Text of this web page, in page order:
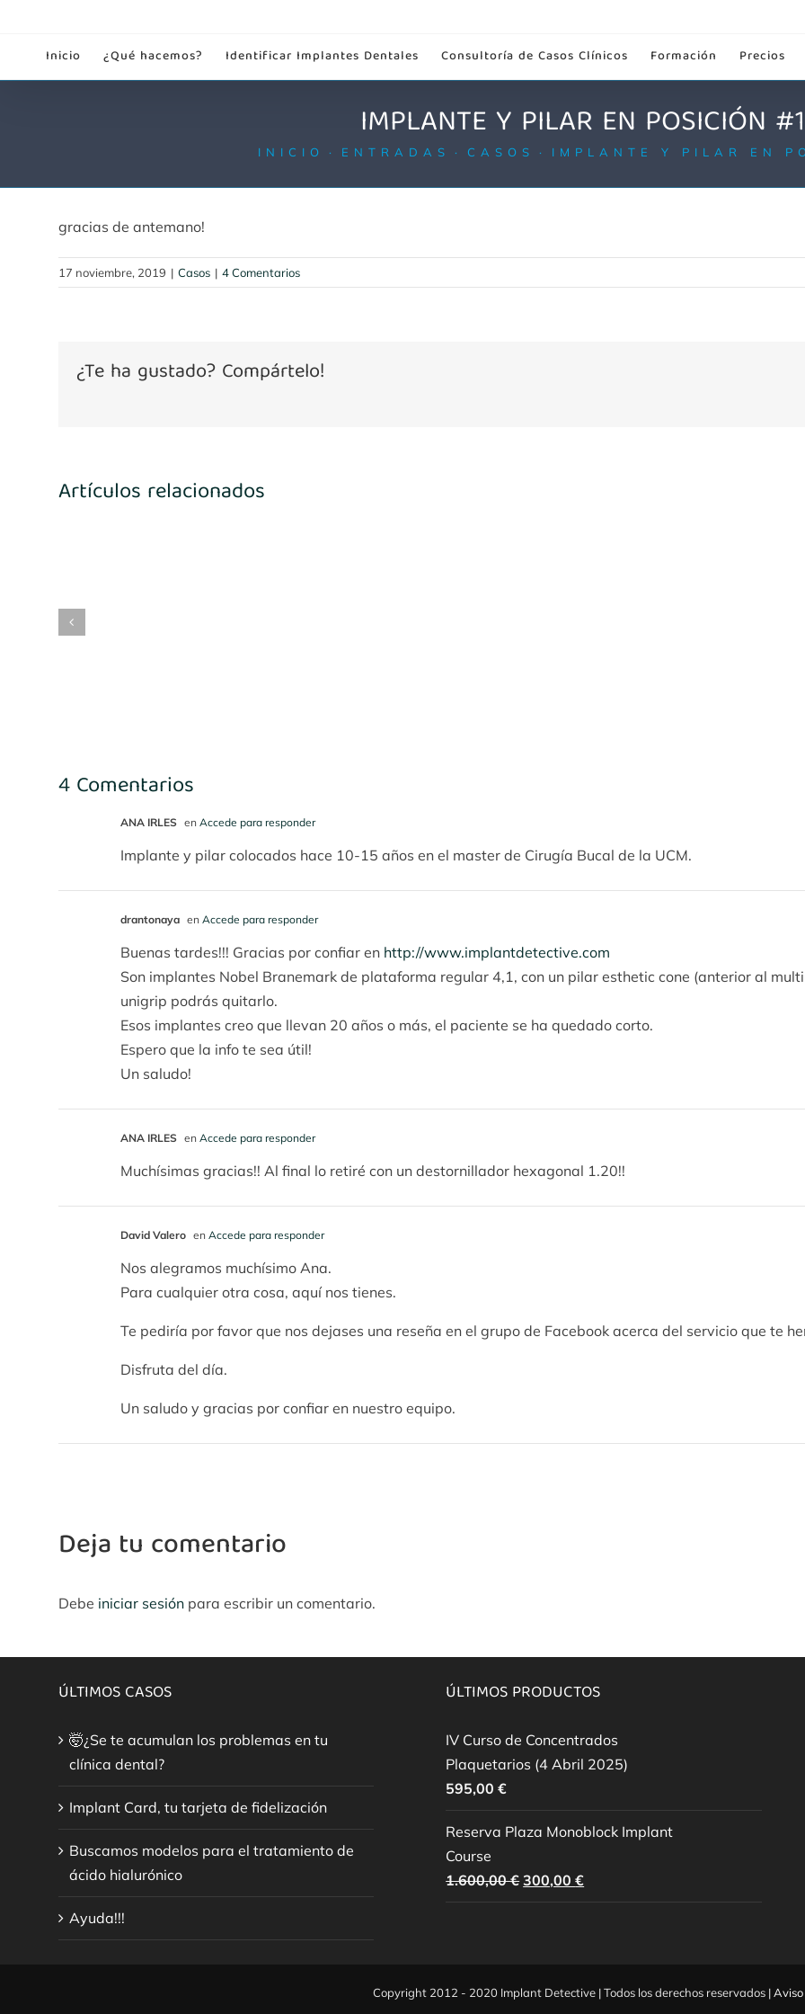
contenidoInicio ¿Qué hacemos? Identificar Implantes Dentales Consultoría de Casos Clínicos Formación Precios
IMPLANTE Y PILAR EN POSICIÓN
INICIO ENTRADAS CASOS IMPLANTE Y PILAR EN
gracias de antemano!
17 noviembre, 2019 | Casos | 4 Comentarios
¿Te ha gustado? Compártelo!
Artículos relacionados
4 Comentarios
ANA IRLES en Accede para responder
Implante y pilar colocados hace 10-15 años en el master de Cirugía Bucal de la UCM.
drantonaya en Accede para responder
Buenas tardes!!! Gracias por confiar en http://www.implantdetective.com
Son implantes Nobel Branemark de plataforma regular 4,1, con un pilar esthetic cone (anterior al
unigrip podrás quitarlo.
Esos implantes creo que llevan 20 años o más, el paciente se ha quedado corto.
Espero que la info te sea útil!
Un saludo!
ANA IRLES en Accede para responder
Muchísimas gracias!! Al final lo retiré con un destornillador hexagonal 1.20!!
David Valero en Accede para responder
Nos alegramos muchísimo Ana.
Para cualquier otra cosa, aquí nos tienes.
Te pediría por favor que nos dejases una reseña en el grupo de Facebook acerca del servicio que te
Disfruta del día.
Un saludo y gracias por confiar en nuestro equipo.
Deja tu comentario
Debe iniciar sesión para escribir un comentario.
ÚLTIMOS CASOS
🤯¿Se te acumulan los problemas en tu
clínica dental?
Implant Card, tu tarjeta de fidelización
Buscamos modelos para el tratamiento de
ácido hialurónico
Ayuda!!!
ÚLTIMOS PRODUCTOS
IV Curso de Concentrados
Plaquetarios (4 Abril 2025)
595,00€
Reserva Plaza Monoblock Implant
Course
1.600,00€ El
precio
300,00€
precio
Copyright 2012 - 2020 Implant Detective | Todos los derechos reservados |